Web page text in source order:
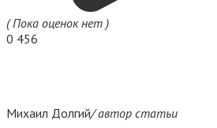
( Пока оценок нет )
0 456
Михаил Долгий/ автор статьи